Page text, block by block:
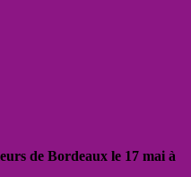
de Bordeaux le 17 mai à